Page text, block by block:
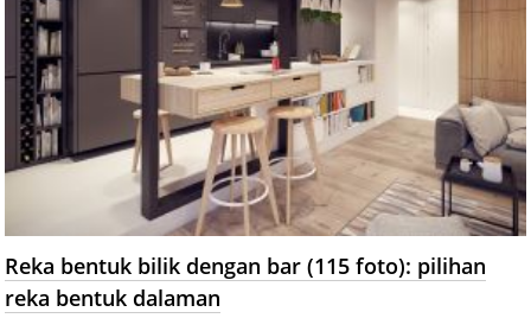
Reka bentuk bilik dengan bar (115 foto): pilihan
reka bentuk dalaman